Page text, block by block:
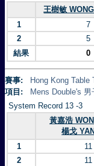
王樹敏
1
7
2
5
結果
0
賽事:
Hong Kong
項目:
Mens Double's 男
System Record 13 -3
黃嘉浩
楊戈
1
11
2
11